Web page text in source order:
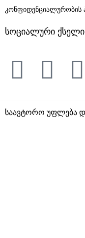
ᲙᲝᲜᲤᲘᲓᲔᲜᲪᲘᲐᲚᲣᲠᲝᲑᲘᲡ
ᲡᲝᲪᲘᲐᲚᲣᲠᲘ ᲥᲡᲔᲚᲘ
საავტორო უფლება